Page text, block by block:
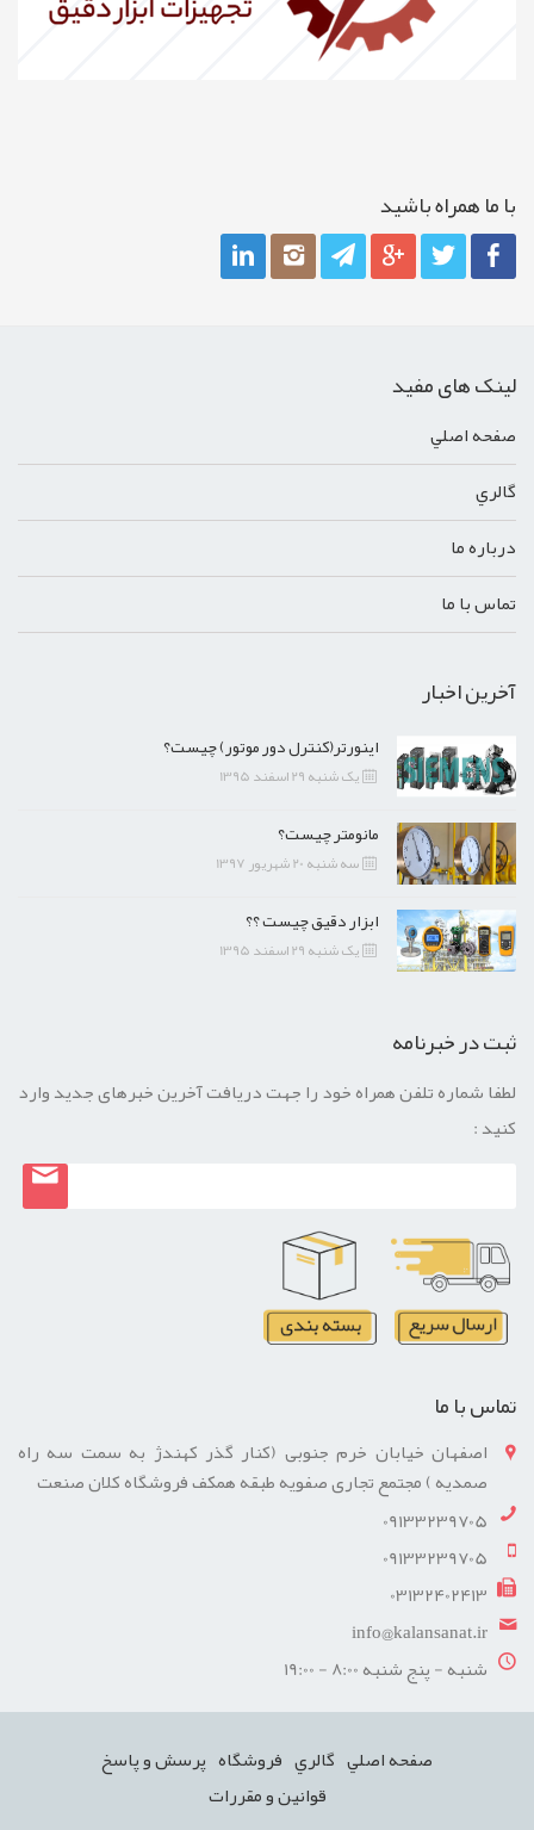
با ما همراه باشيد
لینک های مفید
صفحه اصلي
گالري
درباره ما
تماس با ما
آخرین اخبار
اینورتر(کنترل دور موتور) چیست؟
یک شنبه 29 اسفند 1395
مانومتر چیست؟
سه شنبه 20 شهریور 1397
ابزار دقیق چیست ؟؟
یک شنبه 29 اسفند 1395
ثبت در خبرنامه
لطفا شماره تلفن همراه خود را جهت دریافت آخرین خبرهای جدید وارد
کنید :
تماس با ما
اصفهان خیابان خرم جنوبی (کنار گذر کهندژ به سمت سه راه
صمدیه ) مجتمع تجاری صفویه طبقه همکف فروشگاه کلان صنعت
09133239705
09133239705
03132402413
info@kalansanat.ir
شنبه - پنج شنبه 8:00 - 19:00
صفحه اصلي گالري فروشگاه پرسش و پاسخ
قوانین و مقررات